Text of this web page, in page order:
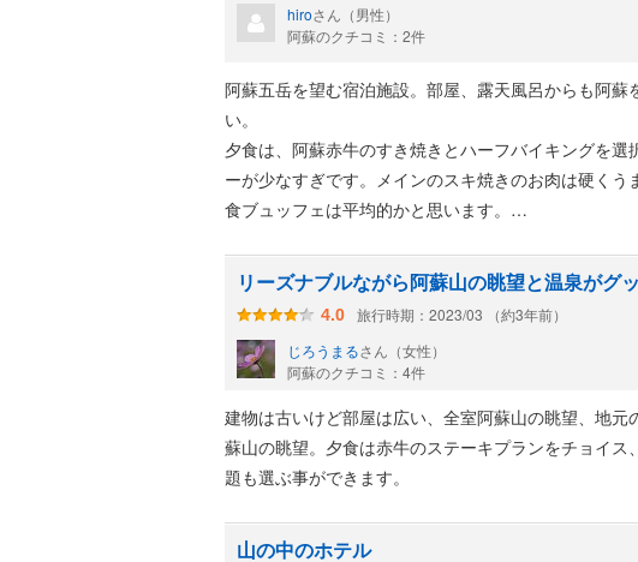
hiroさん（男性）
阿蘇のクチコミ：2件
阿蘇五岳を望む宿泊施設。部屋、露天風呂からも阿
い。
夕食は、阿蘇赤牛のすき焼きとハーフバイキングを
ーが少なすぎです。メインのスキ焼きのお肉は硬く
食ブュッフェは平均的かと思います。
ぎと温度調整を改善して欲しいです。
部屋から阿蘇を望むことができ、2人でトリプル利用
リーズナブルながら阿蘇山の眺望と温泉がグ
4.0
旅行時期：2023/03 （約3年前）
じろうまるさん（女性）
阿蘇のクチコミ：4件
建物は古いけど部屋は広い、全室阿蘇山の眺望、地
蘇山の眺望。夕食は赤牛のステーキプランをチョイ
題も選ぶ事ができます。
山の中のホテル